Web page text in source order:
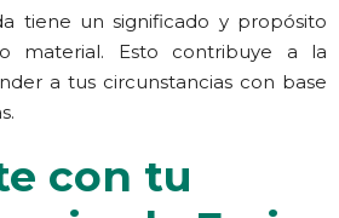
tiene un significado y propósito
Esto contribuye a la
a tus circunstancias con base
con tu